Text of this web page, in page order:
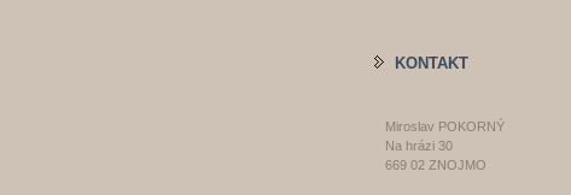
KONTAKT
Miroslav POKORNÝ
Na hrázi 30
669 02 ZNOJMO